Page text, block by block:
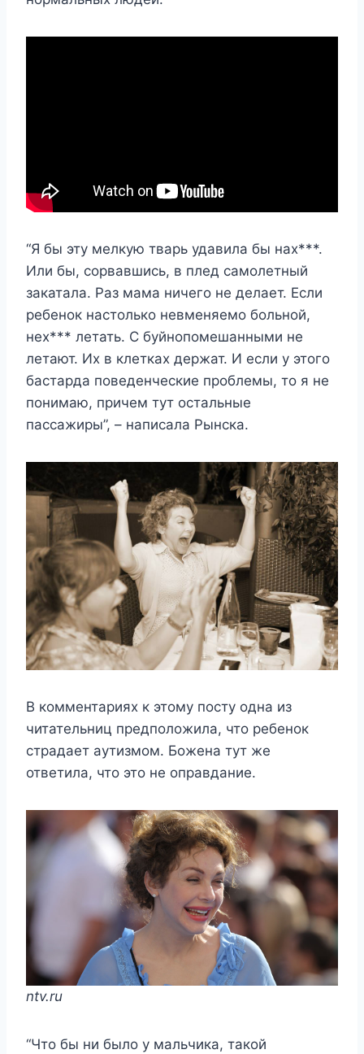
“Я бы эту мелкую тварь удавила бы нах***.
Или бы, сорвавшись, в плед самолетный
закатала. Раз мама ничего не делает. Если
ребенок настолько невменяемо больной,
нех*** летать. С буйнопомешанными не
летают. Их в клетках держат. И если у этого
бастарда поведенческие проблемы, то я не
понимаю, причем тут остальные
пассажиры”, – написала Рынска.
В комментариях к этому посту одна из
читательниц предположила, что ребенок
страдает аутизмом. Божена тут же
ответила, что это не оправдание.
ntv.ru
“Что бы ни было у мальчика, такой